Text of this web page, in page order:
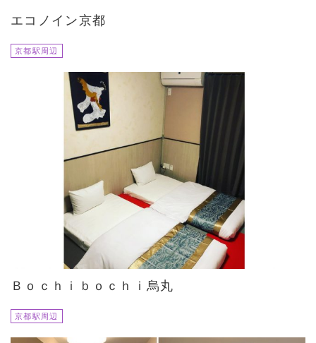
エコノイン京都
京都駅周辺
Ｂｏｃｈｉｂｏｃｈｉ烏丸
京都駅周辺